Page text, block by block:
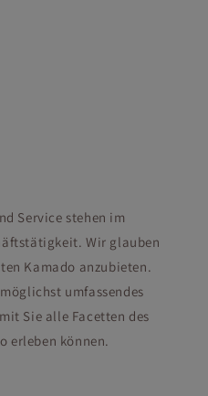
Service stehen im
Wir glauben
Kamado anzubieten.
umfassendes
Sie alle Facetten des
erleben können.